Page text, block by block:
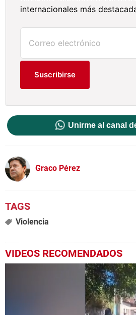
internacionales más
Suscribirse
Unirme al canal
Graco Pérez
Violencia
VIDEOS RECOMENDADOS